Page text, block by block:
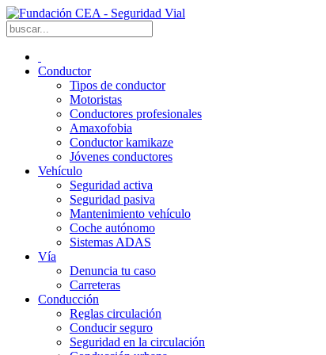
Conductor
Tipos de conductor
Motoristas
Conductores profesionales
Amaxofobia
Conductor kamikaze
Jóvenes conductores
Vehículo
Seguridad activa
Seguridad pasiva
Mantenimiento vehículo
Coche autónomo
Sistemas ADAS
Vía
Denuncia tu caso
Carreteras
Conducción
Reglas circulación
Conducir seguro
Seguridad en la circulación